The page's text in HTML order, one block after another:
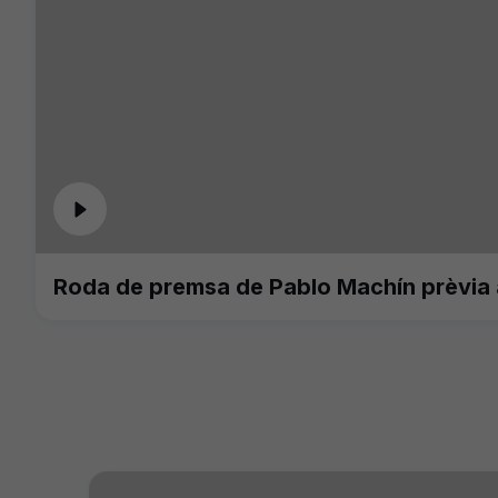
Roda de premsa de Pablo Machín